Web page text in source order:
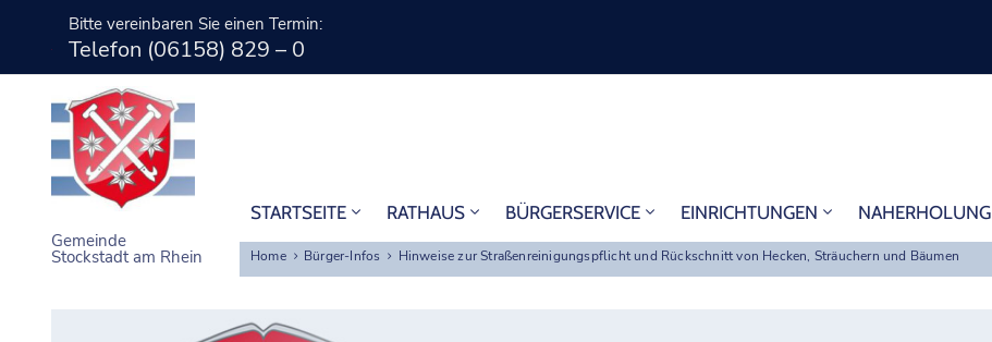
Bitte vereinbaren Sie einen Termin:
Telefon (06158) 829 – 0
Gemeinde
Stockstadt am Rhein
STARTSEITE RATHAUS BÜRGERSERVICE EINRICHTUNGEN NAHERHOLUNG
Home Bürger-Infos Hinweise zur Straßenreinigungspflicht und Rückschnitt von Hecken, Sträuchern und Bäumen